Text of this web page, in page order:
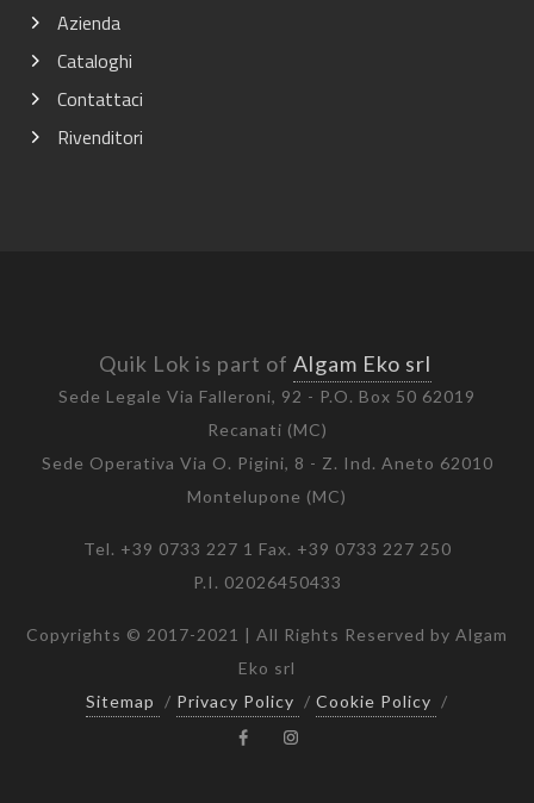
Azienda
Cataloghi
Contattaci
Rivenditori
Quik Lok is part of Algam Eko srl
Sede Legale Via Falleroni, 92 - P.O. Box 50 62019
Recanati (MC)
Sede Operativa Via O. Pigini, 8 - Z. Ind. Aneto 62010
Montelupone (MC)
Tel. +39 0733 227 1 Fax. +39 0733 227 250
P.I. 02026450433
Copyrights © 2017-2021 | All Rights Reserved by Algam
Eko srl
Sitemap
/ Privacy Policy / Cookie Policy /